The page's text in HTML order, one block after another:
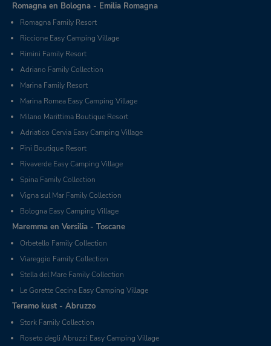
Romagna en Bologna - Emilia Romagna
Romagna Family Resort
Riccione Easy Camping Village
Rimini Family Resort
Adriano Family Collection
Marina Family Resort
Marina Romea Easy Camping Village
Milano Marittima Boutique Resort
Adriatico Cervia Easy Camping Village
Pini Boutique Resort
Rivaverde Easy Camping Village
Spina Family Collection
Vigna sul Mar Family Collection
Bologna Easy Camping Village
Maremma en Versilia - Toscane
Orbetello Family Collection
Viareggio Family Collection
Stella del Mare Family Collection
Le Gorette Cecina Easy Camping Village
Teramo kust - Abruzzo
Stork Family Collection
Roseto degli Abruzzi Easy Camping Village